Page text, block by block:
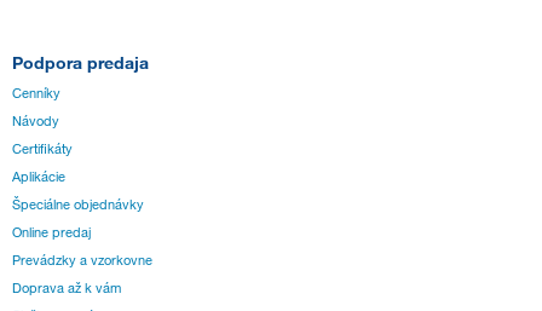
Podpora predaja
Cenníky
Návody
Certifikáty
Aplikácie
Špeciálne objednávky
Online predaj
Prevádzky a vzorkovne
Doprava až k vám